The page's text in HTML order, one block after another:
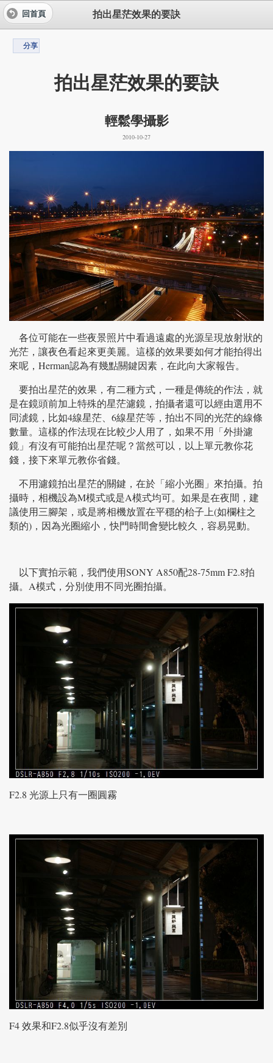
拍出星茫效果的要訣
回首頁
分享
拍出星茫效果的要訣
輕鬆學攝影
2010-10-27
各位可能在一些夜景照片中看過遠處的光源呈現放射狀的
光茫，讓夜色看起來更美麗。這樣的效果要如何才能拍得出
來呢，Herman認為有幾點關鍵因素，在此向大家報告。
要拍出星茫的效果，有二種方式，一種是傳統的作法，就
是在鏡頭前加上特殊的星茫濾鏡，拍攝者還可以經由選用不
同淲鏡，比如4線星茫、6線星茫等，拍出不同的光茫的線條
數量。這樣的作法現在比較少人用了，如果不用「外掛濾
鏡」有沒有可能拍出星茫呢？當然可以，以上單元教你花
錢，接下來單元教你省錢。
不用濾鏡拍出星茫的關鍵，在於「縮小光圈」來拍攝。拍
攝時，相機設為M模式或是A模式均可。如果是在夜間，建
議使用三腳架，或是將相機放置在平穩的枱子上(如欄柱之
類的)，因為光圈縮小，快門時間會變比較久，容易晃動。
以下實拍示範，我們使用SONY A850配28-75mm F2.8拍
攝。A模式，分別使用不同光圈拍攝。
F2.8 光源上只有一圈圓霧
F4 效果和F2.8似乎沒有差別